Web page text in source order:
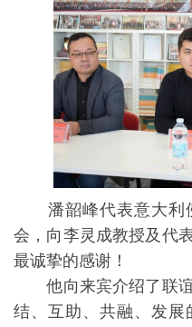
潘韶峰代表意大利
会，向李灵成教授及代
最诚挚的感谢！
他向来宾介绍了联谊
结、互助、共融、发